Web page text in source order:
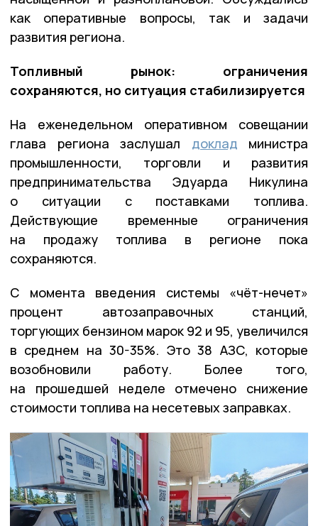
как оперативные вопросы, так и задачи
развития региона.
Топливный рынок: ограничения
сохраняются, но ситуация стабилизируется
На еженедельном оперативном совещании
глава региона заслушал доклад министра
промышленности, торговли и развития
предпринимательства Эдуарда Никулина
о ситуации с поставками топлива.
Действующие временные ограничения
на продажу топлива в регионе пока
сохраняются.
С момента введения системы «чёт-нечет»
процент автозаправочных станций,
торгующих бензином марок 92 и 95, увеличился
в среднем на 30-35%. Это 38 АЗС, которые
возобновили работу. Более того,
на прошедшей неделе отмечено снижение
стоимости топлива на несетевых заправках.